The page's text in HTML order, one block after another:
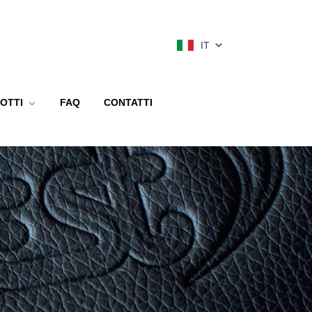
IT
FAQ CONTATTI